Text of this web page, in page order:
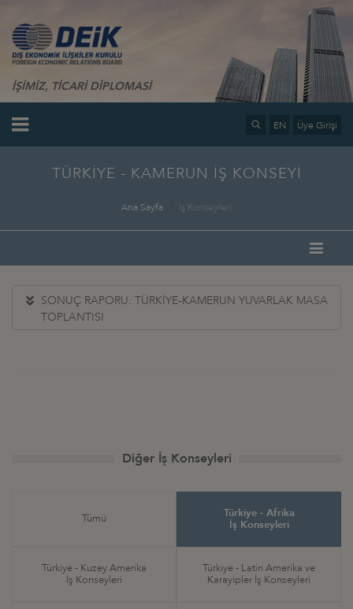
İŞİMİZ, TİCARİ DİPLOMASİ
EN Üye Girişi
TÜRKİYE - KAMERUN İŞ KONSEYİ
Ana Sayfa İş Konseyleri
SONUÇ RAPORU: TÜRKİYE-KAMERUN YUVARLAK MASA
TOPLANTISI
Diğer İş Konseyleri
Tümü
Türkiye - Afrika
İş Konseyleri
Türkiye - Kuzey Amerika
İş Konseyleri
Türkiye - Latin Amerika ve
Karayipler İş Konseyleri